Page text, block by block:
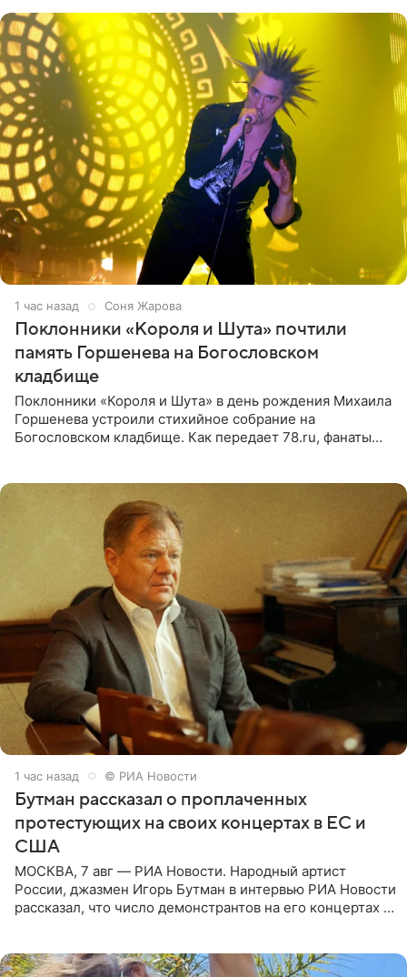
1 час назад Соня Жарова
Поклонники «Короля и Шута» почтили
память Горшенева на Богословском
кладбище
Поклонники «Короля и Шута» в день рождения Михаила
Горшенева устроили стихийное собрание на
Богословском кладбище. Как передает 78.ru, фанаты
1 час назад © РИА Новости
Бутман рассказал о проплаченных
протестующих на своих концертах в ЕС и
США
МОСКВА, 7 авг — РИА Новости. Народный артист
России, джазмен Игорь Бутман в интервью РИА Новости
рассказал, что число демонстрантов на его концертах в